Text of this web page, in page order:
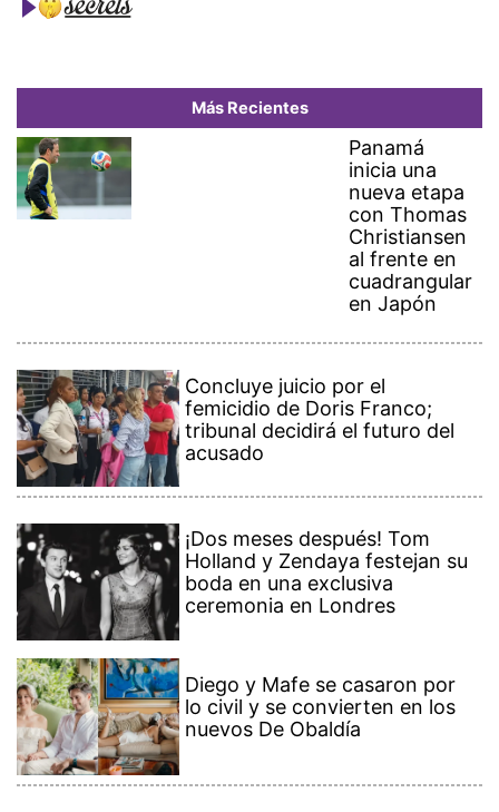
Más Recientes
Panamá
inicia una
nueva etapa
con Thomas
Christiansen
al frente en
cuadrangular
en Japón
Concluye juicio por el
femicidio de Doris Franco;
tribunal decidirá el futuro del
acusado
¡Dos meses después! Tom
Holland y Zendaya festejan su
boda en una exclusiva
ceremonia en Londres
Diego y Mafe se casaron por
lo civil y se convierten en los
nuevos De Obaldía